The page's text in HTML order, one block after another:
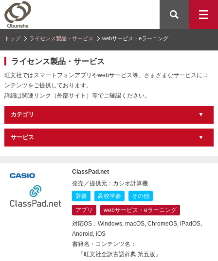
トップ ライセンス製品・サービス webサービス・eラーニング
ライセンス製品・サービス
旺文社ではスマートフォンアプリやwebサービス等、さまざまなサービスにコ
ンテンツをご提供しております。
詳細は関連リンク（外部サイト）等でご確認ください。
カテゴリ
サービス
ClassPad.net
発売／提供元：カシオ計算機
辞書
高校学参 その他
アプリ
webサービス・eラーニング
対応OS：Windows, macOS, ChromeOS, iPadOS,
Android, iOS
書籍名・コンテンツ名：
『旺文社全訳古語辞典 第五版』